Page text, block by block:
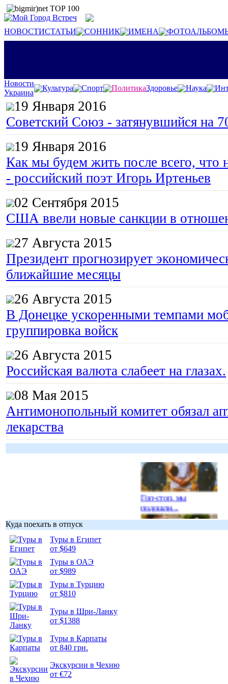
НОВОСТИСТАТЬИ СОННИК ИМЕНА
Новости
Украина
Культура Спорт ПолитикаЗдоровье Наука
19 Января 2016
Советский Союз - затянувшийся на
19 Января 2016
Как мы будем жить после всего, что
- российский поэт Игорь Иртеньев
02 Сентября 2015
США ввели новые санкции в
27 Августа 2015
Президент прогнозирует
ближайшие месяцы
26 Августа 2015
В Донецке ускоренными темпами
группировка войск
26 Августа 2015
Российская валюта слабеет на глазах.
08 Мая 2015
Антимонопольный комитет обязал
лекарства
Гоп-стоп, мы
подошли...
Куда поехать в отпуск
Туры в Египет
от $649
Туры в ОАЭ
от $989
Туры в Турцию
от $810
Туры в Шри-Ланку
от $1388
Туры в Карпаты
от 840 грн.
Экскурсии в Чехию
от €72